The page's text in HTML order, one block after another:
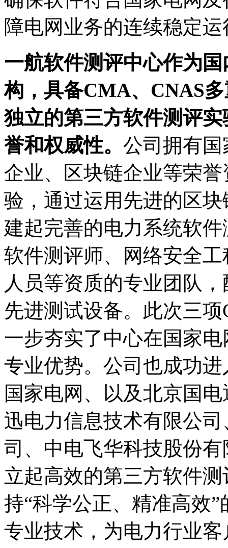
障电网业务的连续稳定运
一航软件测评中心作为
构，具备CMA、CNAS
独立的第三方软件测评
誉和权威性。 公司拥有
企业、区块链企业等荣
验，通过运用先进的区
建起完善的电力系统软
软件测评师、网络安全
人员等资质的专业团队
先进测试设备。此次三
一步夯实了中心在国家
专业优势。公司也成功
国家电网、以及北京国
迅电力信息技术有限公
司、中电飞华科技股份
立起高效的第三方软件
持“科学公正、精准高效
专业技术，为电力行业